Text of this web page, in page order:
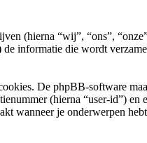
(hierna “wij”, “ons”,
informatie die wordt
De phpBB-software
(hierna “user-id”) en
wanneer je onderwerpen